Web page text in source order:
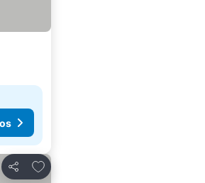
Compartir
Agregar a favoritos